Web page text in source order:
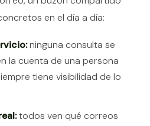
en el día a día:
ninguna consulta se
la cuenta de una persona
tiene visibilidad de lo
todos ven qué correos